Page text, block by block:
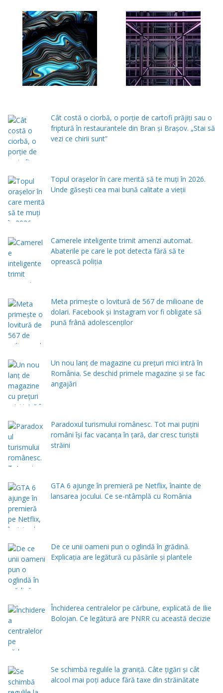
Cât costă o ciorbă, o porţie de cartofi prăjiţi sau o
friptură în restaurantele din Bran şi Braşov. „Stai să
vezi ce chirii sunt”
Topul orașelor în care merită să te muți în 2026.
Unde găsești cea mai bună calitate a vieții
Camerele inteligente trimit amenzi automat.
Abaterile pe care le pot detecta fără să te
oprească poliția
Meta primește o lovitură de 567 de milioane de
dolari. Facebook și Instagram vor fi obligate să
pună frână adolescenților
Un nou lanț de magazine cu prețuri mici intră în
România. Se deschid primele magazine și se fac
angajări
Paradoxul turismului românesc. Tot mai puțini
români își fac vacanța în țară, dar cresc turiștii
străini
GTA 6 ajunge în premieră pe Netflix, înainte de
lansarea jocului. Ce se-ntâmplă cu România
De ce unii oameni pun o oglindă în grădină.
Explicația are legătură cu păsările și plantele
Închiderea centralelor pe cărbune, explicată de Ilie
Bolojan. Ce legătură are PNRR cu această decizie
Se schimbă regulile la graniță. Câte țigări și cât
alcool mai poți aduce fără taxe din străinătate